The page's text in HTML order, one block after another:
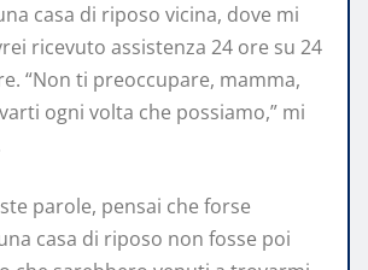
casa di riposo vicina, dove mi
ricevuto assistenza 24 ore su 24
“Non ti preoccupare, mamma,
ogni volta che possiamo,” mi
parole, pensai che forse
casa di riposo non fosse poi